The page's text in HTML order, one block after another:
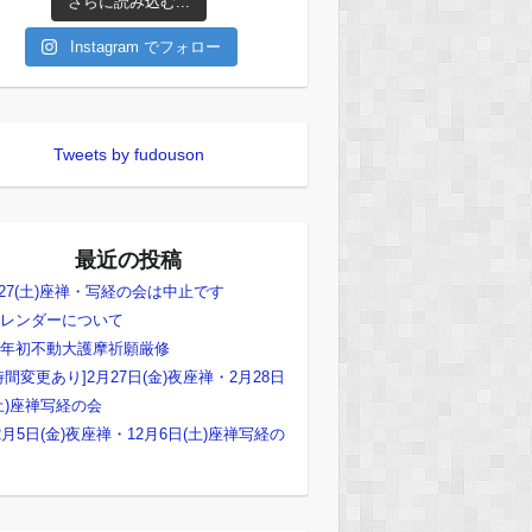
Instagram でフォロー
Tweets by fudouson
最近の投稿
土)座禅・写経の会は中止です
ンダーについて
初不動大護摩祈願厳修
間変更あり]2月27日(金)夜座禅・2月28日
)座禅写経の会
5日(金)夜座禅・12月6日(土)座禅写経の